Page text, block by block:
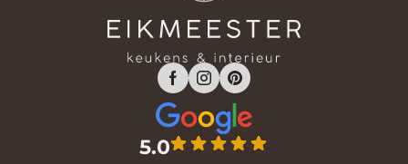
5.0